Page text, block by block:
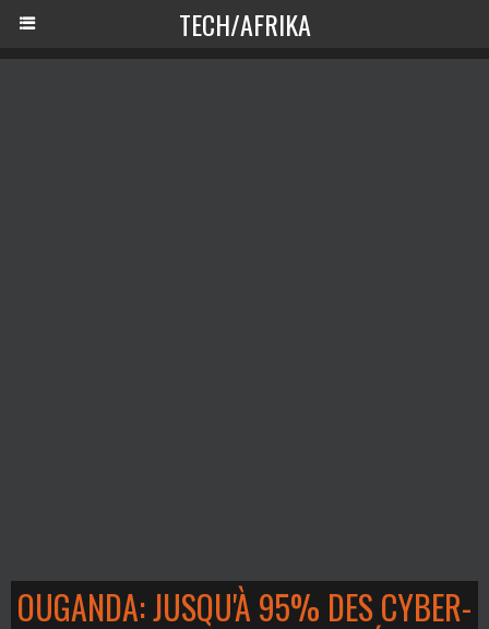
TECH/AFRIKA
OUGANDA: JUSQU'À 95% DES CYBER-